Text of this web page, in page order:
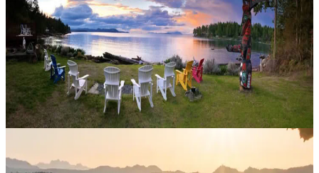
Questo programma del fine settimana è pensato per le coppie che
stanno attraversando una fase di conflitto e desiderano ritrovare
maggiore chiarezza per prendere decisioni attente, sane e
rispettose,....
1949,20 CA$
19 settembre 2026 01:45
Gabriola, Canada